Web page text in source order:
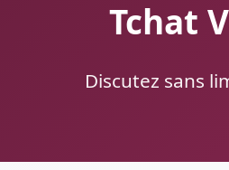
Tchat
Discutez sans